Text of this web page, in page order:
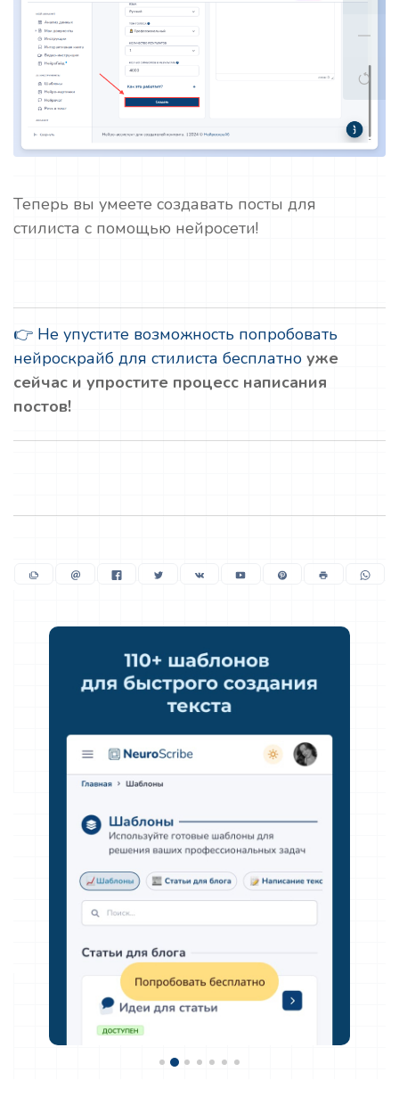
Теперь вы умеете создавать посты для
стилиста с помощью нейросети!
👉 Не упустите возможность попробовать
нейроскрайб для стилиста бесплатно уже
сейчас и упростите процесс написания
постов!